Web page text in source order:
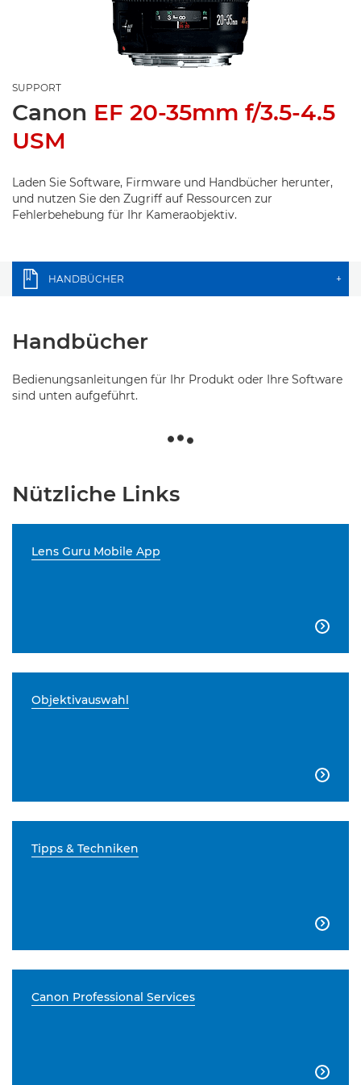
SUPPORT
Canon EF 20-35mm f/3.5-4.5
USM
Laden Sie Software, Firmware und Handbücher herunter,
und nutzen Sie den Zugriff auf Ressourcen zur
Fehlerbehebung für Ihr Kameraobjektiv.
HANDBÜCHER +
Handbücher
Bedienungsanleitungen für Ihr Produkt oder Ihre Software
sind unten aufgeführt.
Nützliche Links
Lens Guru Mobile App

Objektivauswahl

Tipps & Techniken

Canon Professional Services
